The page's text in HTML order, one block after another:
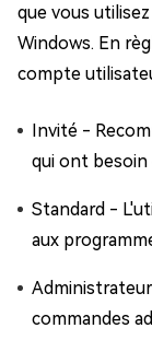
que vous
Windows. En
compte
Invité -
qui ont besoin
Standard -
aux
commandes